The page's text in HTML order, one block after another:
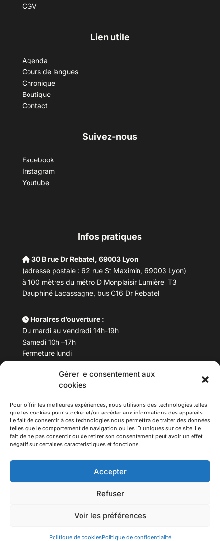
Gérer le consentement aux
cookies
Pour offrir les meilleures expériences, nous utilisons des technologies telles
que les cookies pour stocker et/ou accéder aux informations des appareils.
Le fait de consentir à ces technologies nous permettra de traiter des données
telles que le comportement de navigation ou les ID uniques sur ce site. Le
fait de ne pas consentir ou de retirer son consentement peut avoir un effet
négatif sur certaines caractéristiques et fonctions.
Accepter
Refuser
Voir les préférences
Politique de cookiesPolitique de confidentialité
CGV
Lien utile
Agenda
Cours de langues
Chronique
Boutique
Contact
Suivez-nous
Facebook
Instagram
Youtube
Infos pratiques
30 B rue Dr Rebatel, 69003 Lyon
(adresse postale : 62 rue St Maximin, 69003 Lyon)
à 100 mètres du métro D Monplaisir Lumière, T3
Dauphiné Lacassagne, bus C16 Dr Rebatel
Horaires d’ouverture :
Du mardi au vendredi 14h-19h
Samedi 10h –17h
Fermeture lundi
Téléphone : 04 78 53 06 40
maisondesculturesasiatiques@asiexpo.com
Tous droits réservés.